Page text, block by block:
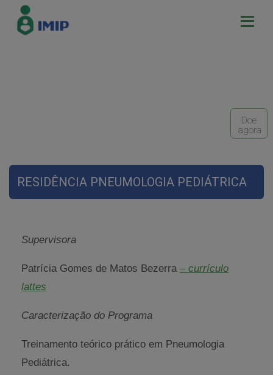
RESIDÊNCIA PNEUMOLOGIA PEDIÁTRICA
Doe
agora
Supervisora
Patrícia Gomes de Matos Bezerra – currículo
lattes
Caracterização do Programa
Treinamento teórico prático em Pneumologia
Pediátrica.